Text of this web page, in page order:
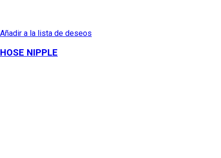
Añadir a la lista de deseos
HOSE NIPPLE